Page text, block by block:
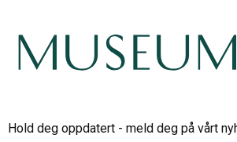
Hold deg oppdatert - meld deg på vårt